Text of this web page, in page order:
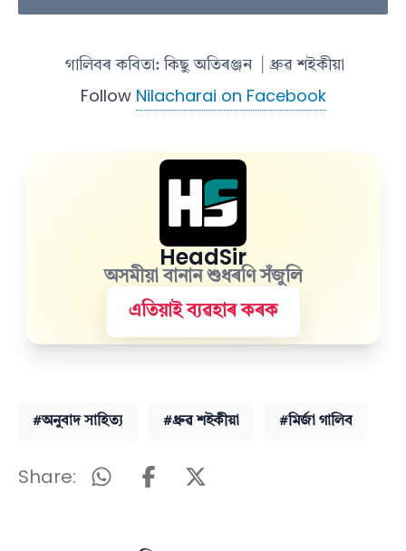
গালিবৰ কবিতা: কিছু অতিৰঞ্জন | ধ্ৰুৱ শইকীয়া
Follow Nilacharai on Facebook
HeadSir
অসমীয়া বানান শুধৰণি সঁজুলি
এতিয়াই ব্যৱহাৰ কৰক
#অনুবাদ সাহিত্য #ধ্ৰুৱ শইকীয়া #মিৰ্জা গালিব
Share: